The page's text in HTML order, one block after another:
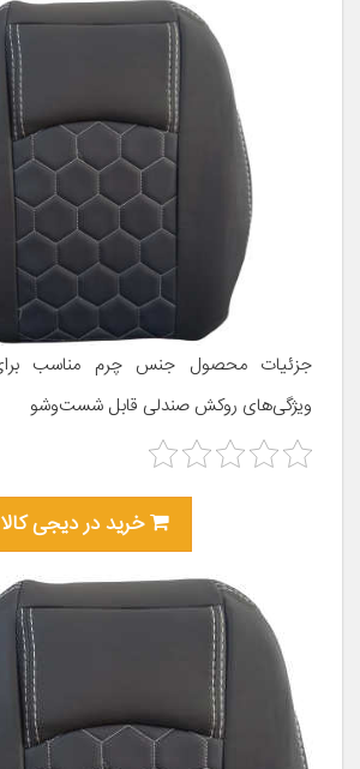
ویژگی‌های روکش صندلی قابل شست‌وشو
خرید در دیجی کالا